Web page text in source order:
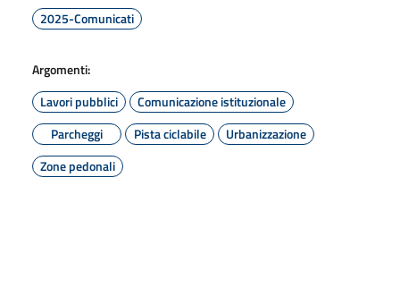
2025-Comunicati
Argomenti:
Lavori pubblici
Comunicazione istituzionale
Parcheggi
Pista ciclabile
Urbanizzazione
Zone pedonali